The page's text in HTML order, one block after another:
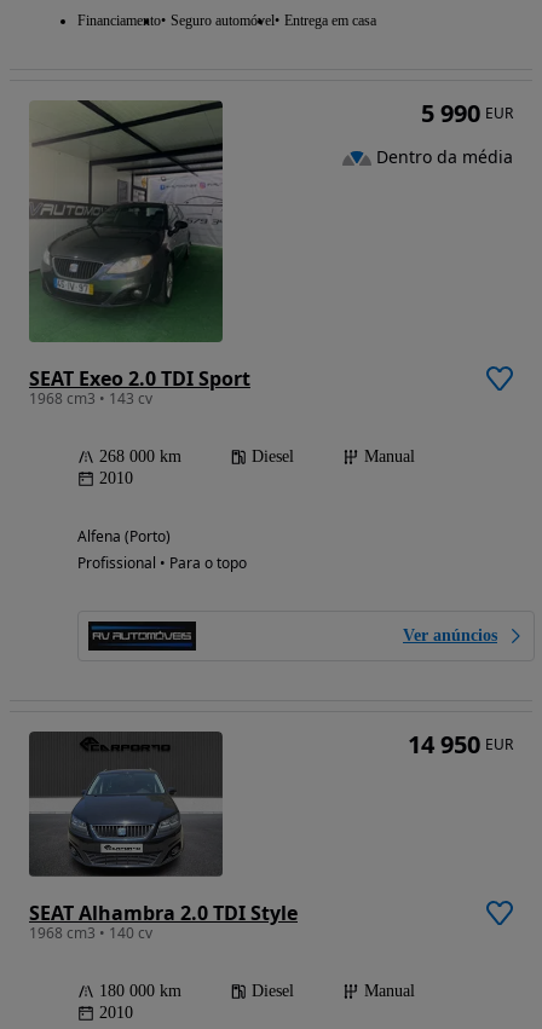
Financiamento Seguro automóvel Entrega em casa
SEAT Exeo 2.0 TDI Sport
1968 cm3 • 143 cv
268 000 km Diesel
Manual
2010
Alfena (Porto)
Profissional • Para o topo
Ver anúncios
5 990 EUR
Dentro da média
SEAT Alhambra 2.0 TDI Style
1968 cm3 • 140 cv
180 000 km Diesel
Manual
2010
14 950 EUR